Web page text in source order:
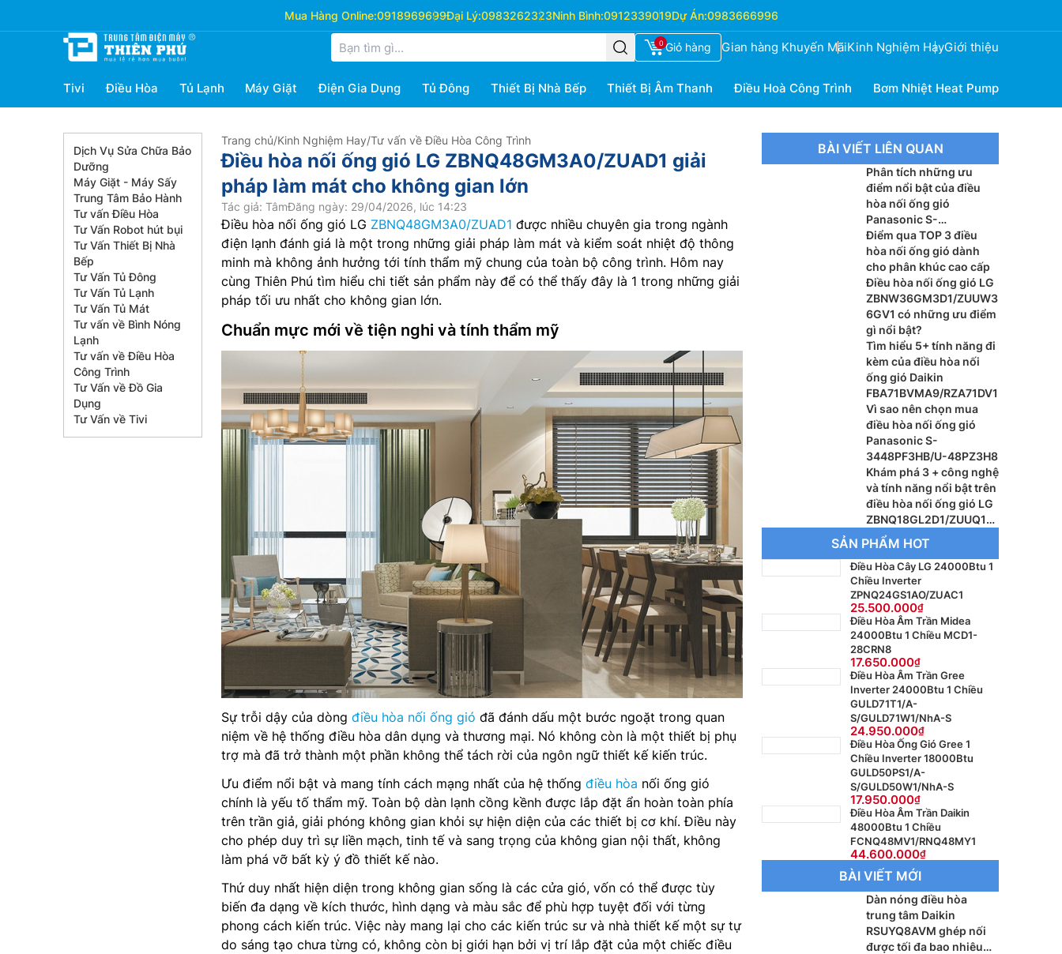
Mua Hàng Online:0918969699Đại Lý:0983262323Ninh Bình:0912339019Dự Án:0983666996
0 Giỏ hàng Gian hàng Khuyến MãiKinh Nghiệm HayGiới thiệu
Tivi Điều Hòa Tủ Lạnh Máy Giặt Điện Gia Dụng Tủ Đông Thiết Bị Nhà Bếp Thiết Bị Âm Thanh Điều Hoà Công Trình Bơm Nhiệt Heat Pump
Dịch Vụ Sửa Chữa Bảo
Dưỡng
Máy Giặt - Máy Sấy
Trung Tâm Bảo Hành
Tư vấn Điều Hòa
Tư Vấn Robot hút bụi
Tư Vấn Thiết Bị Nhà
Bếp
Tư Vấn Tủ Đông
Tư Vấn Tủ Lạnh
Tư Vấn Tủ Mát
Tư vấn về Bình Nóng
Lạnh
Tư vấn về Điều Hòa
Công Trình
Tư Vấn về Đồ Gia
Dụng
Tư Vấn về Tivi
Trang chủ/Kinh Nghiệm Hay/Tư vấn về Điều Hòa Công Trình
Điều hòa nối ống gió LG ZBNQ48GM3A0/ZUAD1 giải
pháp làm mát cho không gian lớn
Tác giả: TâmĐăng ngày: 29/04/2026, lúc 14:23
Điều hòa nối ống gió LG ZBNQ48GM3A0/ZUAD1 được nhiều chuyên gia trong ngành
điện lạnh đánh giá là một trong những giải pháp làm mát và kiểm soát nhiệt độ thông
minh mà không ảnh hưởng tới tính thẩm mỹ chung của toàn bộ công trình. Hôm nay
cùng Thiên Phú tìm hiểu chi tiết sản phẩm này để có thể thấy đây là 1 trong những giải
pháp tối ưu nhất cho không gian lớn.
Chuẩn mực mới về tiện nghi và tính thẩm mỹ
Sự trỗi dậy của dòng điều hòa nối ống gió đã đánh dấu một bước ngoặt trong quan
niệm về hệ thống điều hòa dân dụng và thương mại. Nó không còn là một thiết bị phụ
trợ mà đã trở thành một phần không thể tách rời của ngôn ngữ thiết kế kiến trúc.
Ưu điểm nổi bật và mang tính cách mạng nhất của hệ thống điều hòa nối ống gió
chính là yếu tố thẩm mỹ. Toàn bộ dàn lạnh cồng kềnh được lắp đặt ẩn hoàn toàn phía
trên trần giả, giải phóng không gian khỏi sự hiện diện của các thiết bị cơ khí. Điều này
cho phép duy trì sự liền mạch, tinh tế và sang trọng của không gian nội thất, không
làm phá vỡ bất kỳ ý đồ thiết kế nào.
Thứ duy nhất hiện diện trong không gian sống là các cửa gió, vốn có thể được tùy
biến đa dạng về kích thước, hình dạng và màu sắc để phù hợp tuyệt đối với từng
phong cách kiến trúc. Việc này mang lại cho các kiến trúc sư và nhà thiết kế một sự tự
do sáng tạo chưa từng có, không còn bị giới hạn bởi vị trí lắp đặt của một chiếc điều
BÀI VIẾT LIÊN QUAN
Phân tích những ưu
điểm nổi bật của điều
hòa nối ống gió
Panasonic S-
3448PF3H/U-48PR1H8
Điểm qua TOP 3 điều
hòa nối ống gió dành
cho phân khúc cao cấp
Điều hòa nối ống gió LG
ZBNW36GM3D1/ZUUW3
6GV1 có những ưu điểm
gì nổi bật?
Tìm hiểu 5+ tính năng đi
kèm của điều hòa nối
ống gió Daikin
FBA71BVMA9/RZA71DV1
Vì sao nên chọn mua
điều hòa nối ống gió
Panasonic S-
3448PF3HB/U-48PZ3H8
Khám phá 3 + công nghệ
và tính năng nổi bật trên
điều hòa nối ống gió LG
ZBNQ18GL2D1/ZUUQ18
GV1
SẢN PHẨM HOT
Điều Hòa Cây LG 24000Btu 1
Chiều Inverter
ZPNQ24GS1AO/ZUAC1
25.500.000
Điều Hòa Âm Trần Midea
24000Btu 1 Chiều MCD1-
28CRN8
17.650.000
Điều Hòa Âm Trần Gree
Inverter 24000Btu 1 Chiều
GULD71T1/A-
S/GULD71W1/NhA-S
24.950.000
Điều Hòa Ống Gió Gree 1
Chiều Inverter 18000Btu
GULD50PS1/A-
S/GULD50W1/NhA-S
17.950.000
Điều Hòa Âm Trần Daikin
48000Btu 1 Chiều
FCNQ48MV1/RNQ48MY1
44.600.000
BÀI VIẾT MỚI
Dàn nóng điều hòa
trung tâm Daikin
RSUYQ8AVM ghép nối
được tối đa bao nhiêu